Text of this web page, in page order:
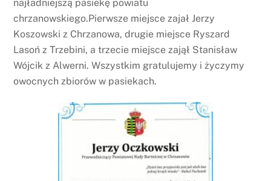
najładniejszą pasiekę powiatu
chrzanowskiego.Pierwsze miejsce zajał Jerzy
Koszowski z Chrzanowa, drugie miejsce Ryszard
Lasoń z Trzebini, a trzecie miejsce zajął Stanisław
Wójcik z Alwerni. Wszystkim gratulujemy i życzymy
owocnych zbiorów w pasiekach.